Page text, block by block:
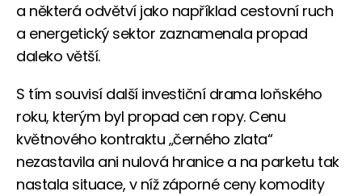
a některá odvětví jako například cestovní ruch
a energetický sektor zaznamenala propad
daleko větší.
S tím souvisí další investiční drama loňského
roku, kterým byl propad cen ropy. Cenu
květnového kontraktu „černého zlata“
nezastavila ani nulová hranice a na parketu tak
nastala situace, v níž záporné ceny komodity